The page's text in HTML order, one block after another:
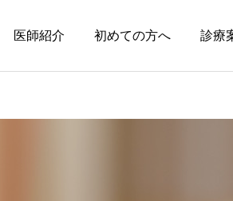
医師紹介 初めての方へ 診療